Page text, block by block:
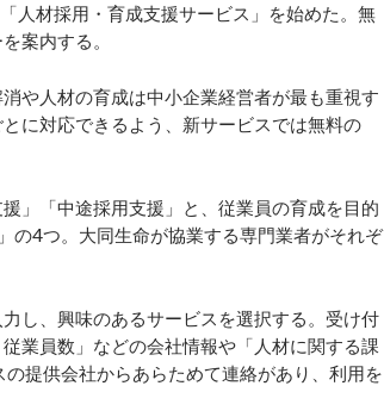
人材採用・育成支援サービス」を始めた。無
案内する。
や人材の育成は中小企業経営者が最も重視す
に対応できるよう、新サービスでは無料の
」「中途採用支援」と、従業員の育成を目的
の4つ。大同生命が協業する専門業者がそれぞ
し、興味のあるサービスを選択する。受け付
業員数」などの会社情報や「人材に関する課
提供会社からあらためて連絡があり、利用を